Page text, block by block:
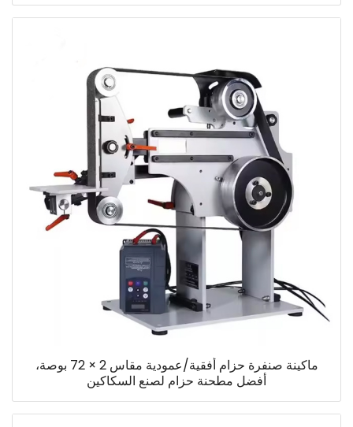
ماكينة صنفرة حزام أفقية/عمودية مقاس 2 × 72 بوصة،
أفضل مطحنة حزام لصنع السكاكين